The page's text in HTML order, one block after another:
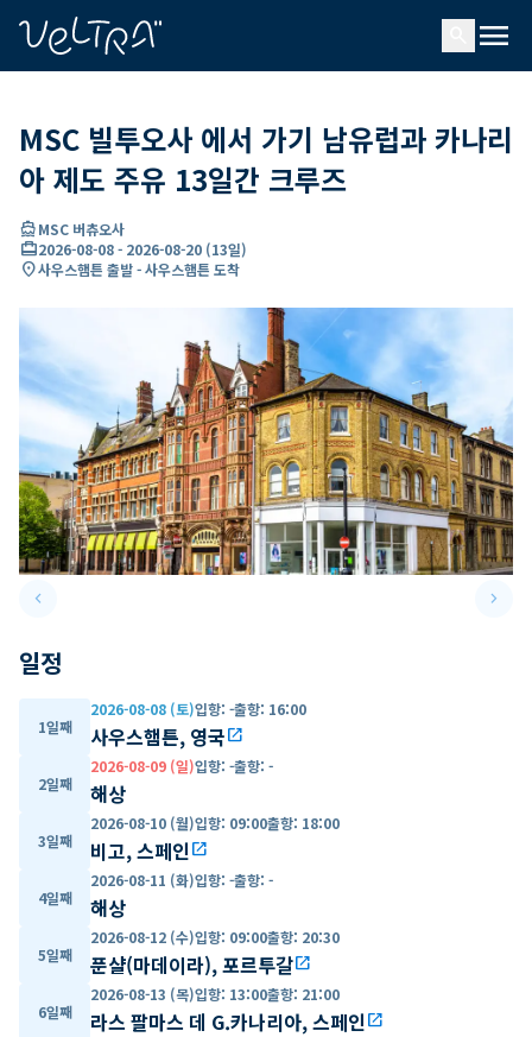
menu
MSC 빌투오사 에서 가기 남유럽과 카나리
아 제도 주유 13일간 크루즈
directions_boatMSC 버츄오사
card_travel2026-08-08- 2026-08-20 (13일)
location_on사우스햄튼 출발 - 사우스햄튼 도착
keyboard_arrow_leftPrevious slide keyboard_arrow_right
일정
1일째
2026-08-08 (토)입항: -출항: 16:00
사우스햄튼, 영국open_in_new
2일째
2026-08-09 (일)입항: -출항: -
해상
3일째
2026-08-10 (월)입항: 09:00출항: 18:00
비고, 스페인open_in_new
4일째
2026-08-11 (화)입항: -출항: -
해상
5일째
2026-08-12 (수)입항: 09:00출항: 20:30
푼샬(마데이라), 포르투갈open_in_new
6일째
2026-08-13 (목)입항: 13:00출항: 21:00
라스 팔마스 데 G.카나리아, 스페인open_in_new